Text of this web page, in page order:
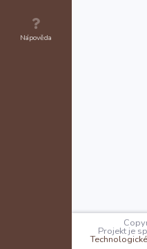
Nápověda
Projekt je